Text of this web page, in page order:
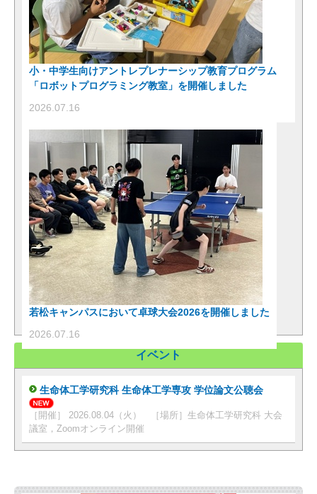
小・中学生向けアントレプレナーシップ教育プログラム
「ロボットプログラミング教室」を開催しました
2026.07.16
若松キャンパスにおいて卓球大会2026を開催しました
2026.07.16
イベント
生命体工学研究科 生命体工学専攻 学位論文公聴会
［開催］ 2026.08.04（火） ［場所］生命体工学研究科 大会
議室，Zoomオンライン開催